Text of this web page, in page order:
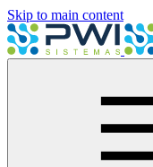
Skip to main content